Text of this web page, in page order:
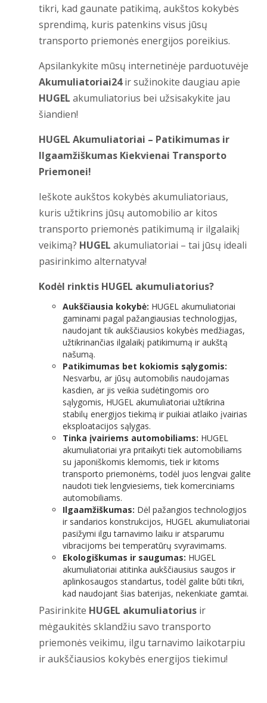
tikri, kad gaunate patikimą, aukštos kokybės
sprendimą, kuris patenkins visus jūsų
transporto priemonės energijos poreikius.
Apsilankykite mūsų internetinėje parduotuvėje
Akumuliatoriai24ir sužinokite daugiau apie
HUGEL akumuliatorius bei užsisakykite jau
šiandien!
HUGEL Akumuliatoriai – Patikimumas ir
Ilgaamžiškumas Kiekvienai Transporto
Priemonei!
Ieškote aukštos kokybės akumuliatoriaus,
kuris užtikrins jūsų automobilio ar kitos
transporto priemonės patikimumą ir ilgalaikį
veikimą? HUGEL akumuliatoriai – tai jūsų ideali
pasirinkimo alternatyva!
Kodėl rinktis HUGEL akumuliatorius?
Aukščiausia kokybė: HUGEL akumuliatoriai
gaminami pagal pažangiausias technologijas,
naudojant tik aukščiausios kokybės medžiagas,
užtikrinančias ilgalaikį patikimumą ir aukštą
našumą.
Patikimumas bet kokiomis sąlygomis:
Nesvarbu, ar jūsų automobilis naudojamas
kasdien, ar jis veikia sudėtingomis oro
sąlygomis, HUGEL akumuliatoriai užtikrina
stabilų energijos tiekimą ir puikiai atlaiko įvairias
eksploatacijos sąlygas.
Tinka įvairiems automobiliams: HUGEL
akumuliatoriai yra pritaikyti tiek automobiliams
su japoniškomis klemomis, tiek ir kitoms
transporto priemonėms, todėl juos lengvai galite
naudoti tiek lengviesiems, tiek komerciniams
automobiliams.
Ilgaamžiškumas: Dėl pažangios technologijos
ir sandarios konstrukcijos, HUGEL akumuliatoriai
pasižymi ilgu tarnavimo laiku ir atsparumu
vibracijoms bei temperatūrų svyravimams.
Ekologiškumas ir saugumas: HUGEL
akumuliatoriai atitinka aukščiausius saugos ir
aplinkosaugos standartus, todėl galite būti tikri,
kad naudojant šias baterijas, nekenkiate gamtai.
Pasirinkite HUGEL akumuliatorius ir
mėgaukitės sklandžiu savo transporto
priemonės veikimu, ilgu tarnavimo laikotarpiu
ir aukščiausios kokybės energijos tiekimu!